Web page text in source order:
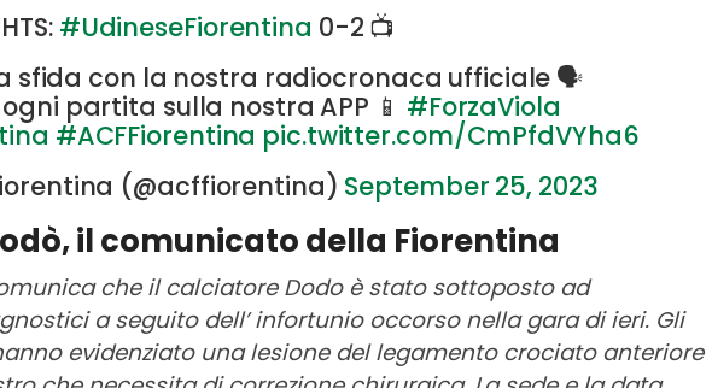
#UdineseFiorentina 0-2 📺
sfida con la nostra radiocronaca ufficiale 🗣
partita sulla nostra APP 📱 #ForzaViola
#ACFFiorentina pic.twitter.com/CmPfdVYha6
(@acffiorentina) September 25, 2023
il comunicato della Fiorentina
che il calciatore Dodo è stato sottoposto ad
a seguito dell’ infortunio occorso nella gara di ieri. Gli
evidenziato una lesione del legamento crociato anteriore